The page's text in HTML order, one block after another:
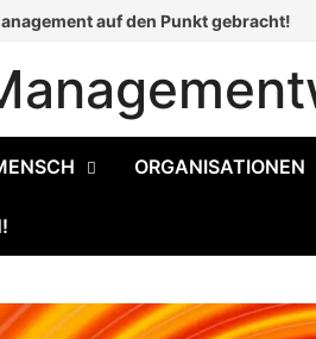
auf den Punkt gebracht!
ORGANISATIONEN